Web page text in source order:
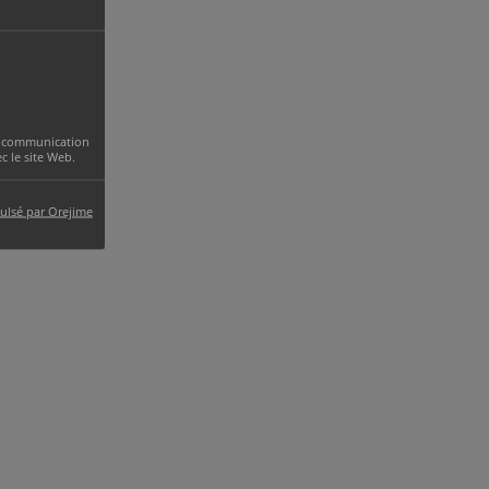
le site Web.
par Orejime